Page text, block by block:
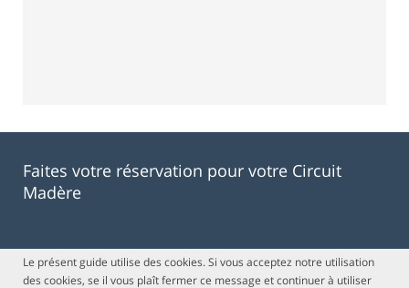
Faites votre réservation pour votre Circuit
Madère
Le présent guide utilise des cookies. Si vous acceptez notre utilisation
des cookies, se il vous plaît fermer ce message et continuer à utiliser